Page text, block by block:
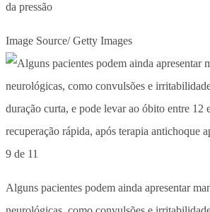
da pressão
Image Source/ Getty Images
9 de 11
Alguns pacientes podem ainda apresentar